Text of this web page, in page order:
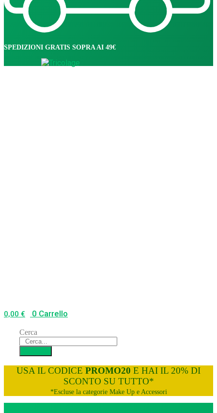
SPEDIZIONI GRATIS SOPRA AI 49€
0,00 € 0 Carrello
Cerca
USA IL CODICE PROMO20 E HAI IL 20% DI
SCONTO SU TUTTO*
*Escluse la categorie Make Up e Accessori